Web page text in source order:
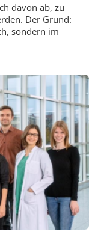
davon ab, zu
Der Grund:
sondern im